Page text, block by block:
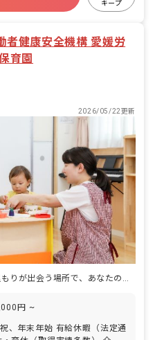
キープ
者健康安全機構 愛媛労
育園
2026/05/22更新
医療の安心と保育の温もりが出会う場所で、あなたの笑顔が輝く毎日を
円 ~
、年末年始 有給休暇（法定通